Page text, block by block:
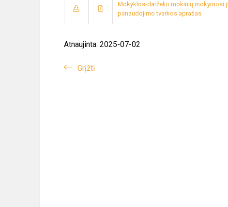
Mokyklos-darželio mokinių mokymosi
panaudojimo tvarkos aprašas
Atnaujinta: 2025-07-02
Grįžti